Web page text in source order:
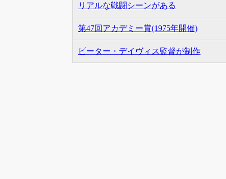
リアルな戦闘シーンがある
第47回アカデミー賞(1975年開催)
ピーター・デイヴィス監督が制作